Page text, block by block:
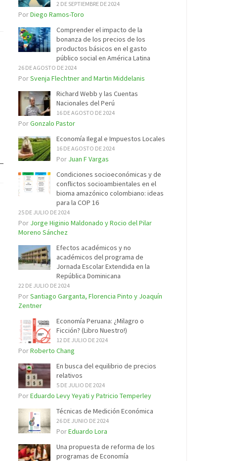
2 DE SEPTIEMBRE DE 2024
PorDiego Ramos-Toro
Comprender el impacto de la
bonanza de los precios de los
productos básicos en el gasto
público social en América Latina
26 DE AGOSTO DE 2024
PorSvenja Flechtner and Martin Middelanis
Richard Webb y las Cuentas
Nacionales del Perú
16 DE AGOSTO DE 2024
PorGonzalo Pastor
Economía Ilegal e Impuestos Locales
16 DE AGOSTO DE 2024
Por Juan F Vargas
Condiciones socioeconómicas y de
conflictos socioambientales en el
bioma amazónico colombiano: ideas
para la COP 16
25 DE JULIO DE 2024
Por Jorge Higinio Maldonado y Rocio del Pilar
Moreno Sánchez
Efectos académicos y no
académicos del programa de
Jornada Escolar Extendida en la
República Dominicana
22 DE JULIO DE 2024
PorSantiago Garganta, Florencia Pinto y Joaquín
Zentner
Economía Peruana: ¿Milagro o
Ficción? (Libro Nuestro!)
12 DE JULIO DE 2024
PorRoberto Chang
En busca del equilibrio de precios
relativos
5 DE JULIO DE 2024
PorEduardo Levy Yeyati y Patricio Temperley
Técnicas de Medición Económica
26 DE JUNIO DE 2024
PorEduardo Lora
Una propuesta de reforma de los
programas de Economía